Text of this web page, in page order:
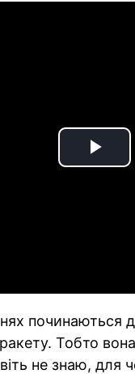
Play
починаються
Тобто
не знаю, для